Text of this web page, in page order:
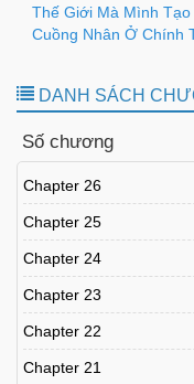
Thế Giới Mà Mình
Cuồng Nhân Ở Chính
DANH SÁCH
Số chương
Chapter 26
Chapter 25
Chapter 24
Chapter 23
Chapter 22
Chapter 21